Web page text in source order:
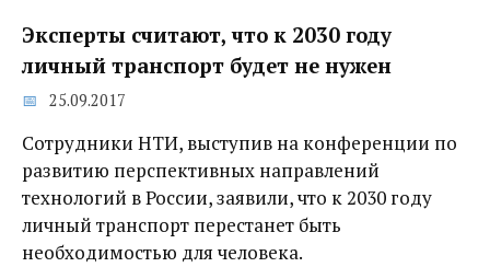
Эксперты считают, что к 2030 году
личный транспорт будет не нужен
25.09.2017
Сотрудники НТИ, выступив на конференции по
развитию перспективных направлений
технологий в России, заявили, что к 2030 году
личный транспорт перестанет быть
необходимостью для человека.